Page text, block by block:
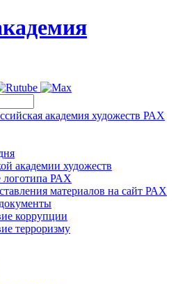
академия художеств РАХ
академии художеств
логотипа РАХ
материалов на сайт РАХ
коррупции
терроризму